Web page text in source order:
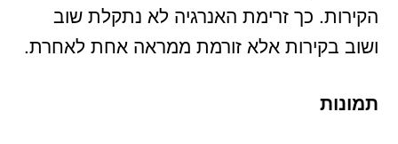
הקירות. כך זרימת האנרגיה לא נתקלת שוב
ושוב בקירות אלא זורמת ממראה אחת לאחרת.
תמונות